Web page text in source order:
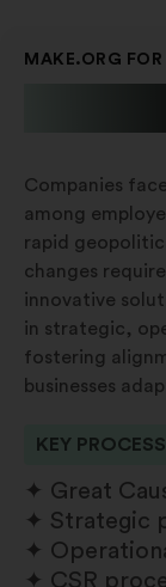
MAKE.ORG FOR
Companies
among
rapid
changes
innovative
in strategic,
fostering
businesses
KEY
Great
Strategic
CSR